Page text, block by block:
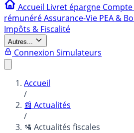
Accueil Livret épargne
rémunéréAssurance-Vie PEA &
Impôts & Fiscalité
Autres...
Connexion Simulateurs
Accueil
/
📰 Actualités
/
🛂 Actualités fiscales